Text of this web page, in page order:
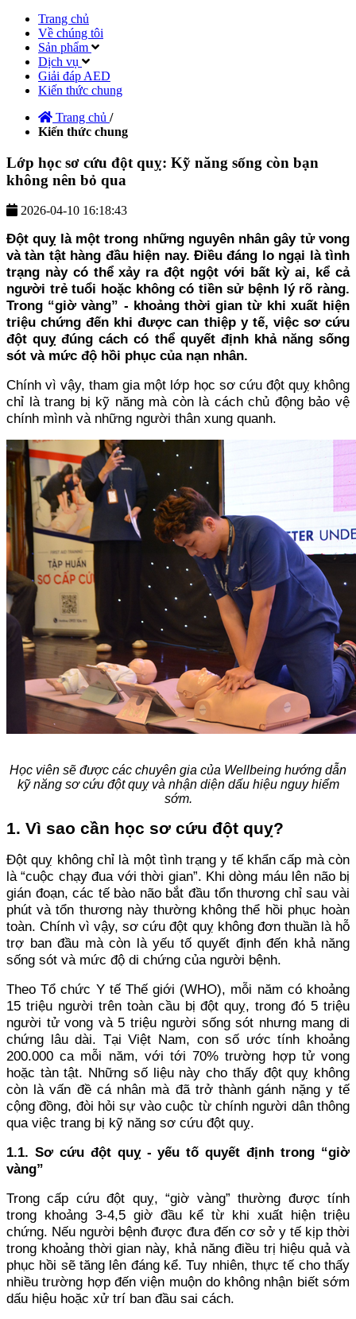
Trang chủ
Về chúng tôi
Sản phẩm
Dịch vụ
Giải đáp AED
Kiến thức chung
Trang chủ /
Kiến thức chung
Lớp học sơ cứu đột quỵ: Kỹ năng sống còn bạn
không nên bỏ qua
2026-04-10 16:18:43
Đột quỵ là một trong những nguyên nhân gây tử vong
và tàn tật hàng đầu hiện nay. Điều đáng lo ngại là tình
trạng này có thể xảy ra đột ngột với bất kỳ ai, kể cả
người trẻ tuổi hoặc không có tiền sử bệnh lý rõ ràng.
Trong “giờ vàng” - khoảng thời gian từ khi xuất hiện
triệu chứng đến khi được can thiệp y tế, việc sơ cứu
đột quỵ đúng cách có thể quyết định khả năng sống
sót và mức độ hồi phục của nạn nhân.
Chính vì vậy, tham gia một lớp học sơ cứu đột quỵ không
chỉ là trang bị kỹ năng mà còn là cách chủ động bảo vệ
chính mình và những người thân xung quanh.
Học viên sẽ được các chuyên gia của Wellbeing hướng dẫn
kỹ năng sơ cứu đột quỵ và nhận diện dấu hiệu nguy hiểm
sớm.
1. Vì sao cần học sơ cứu đột quỵ?
Đột quỵ không chỉ là một tình trạng y tế khẩn cấp mà còn
là “cuộc chạy đua với thời gian”. Khi dòng máu lên não bị
gián đoạn, các tế bào não bắt đầu tổn thương chỉ sau vài
phút và tổn thương này thường không thể hồi phục hoàn
toàn. Chính vì vậy, sơ cứu đột quỵ không đơn thuần là hỗ
trợ ban đầu mà còn là yếu tố quyết định đến khả năng
sống sót và mức độ di chứng của người bệnh.
Theo Tổ chức Y tế Thế giới (WHO), mỗi năm có khoảng
15 triệu người trên toàn cầu bị đột quỵ, trong đó 5 triệu
người tử vong và 5 triệu người sống sót nhưng mang di
chứng lâu dài. Tại Việt Nam, con số ước tính khoảng
200.000 ca mỗi năm, với tới 70% trường hợp tử vong
hoặc tàn tật. Những số liệu này cho thấy đột quỵ không
còn là vấn đề cá nhân mà đã trở thành gánh nặng y tế
cộng đồng, đòi hỏi sự vào cuộc từ chính người dân thông
qua việc trang bị kỹ năng sơ cứu đột quỵ.
1.1. Sơ cứu đột quỵ - yếu tố quyết định trong “giờ
vàng”
Trong cấp cứu đột quỵ, “giờ vàng” thường được tính
trong khoảng 3-4,5 giờ đầu kể từ khi xuất hiện triệu
chứng. Nếu người bệnh được đưa đến cơ sở y tế kịp thời
trong khoảng thời gian này, khả năng điều trị hiệu quả và
phục hồi sẽ tăng lên đáng kể. Tuy nhiên, thực tế cho thấy
nhiều trường hợp đến viện muộn do không nhận biết sớm
dấu hiệu hoặc xử trí ban đầu sai cách.